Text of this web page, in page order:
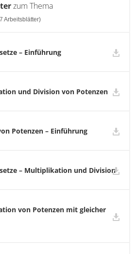
zum Thema
Arbeitsblätter)
– Einführung
und Division von Potenzen
Potenzen – Einführung
– Multiplikation und Division
von Potenzen mit gleicher